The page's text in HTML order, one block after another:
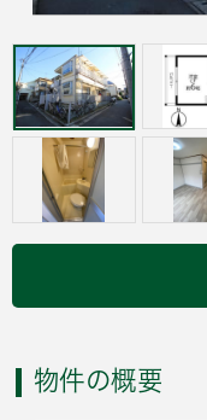
物件の概要